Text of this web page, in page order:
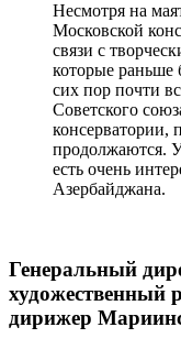
Несмотря на
Московской
связи с
которые раньше
сих пор почти
Советского
консерватории,
продолжаются.
есть очень
Азербайджана.
Генеральный
художественный
дирижер